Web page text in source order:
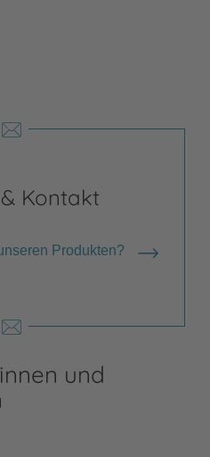
Kontakt
Produkten?
und